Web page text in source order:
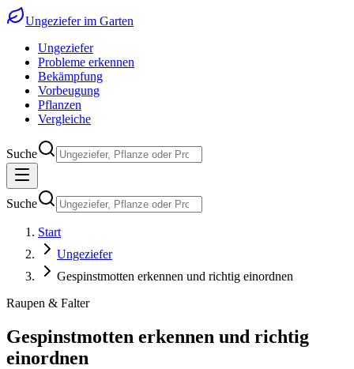
Ungeziefer im Garten
Ungeziefer
Probleme erkennen
Bekämpfung
Vorbeugung
Pflanzen
Vergleiche
Suche
Suche
Start
Ungeziefer
Gespinstmotten erkennen und richtig einordnen
Raupen & Falter
Gespinstmotten erkennen und richtig
einordnen